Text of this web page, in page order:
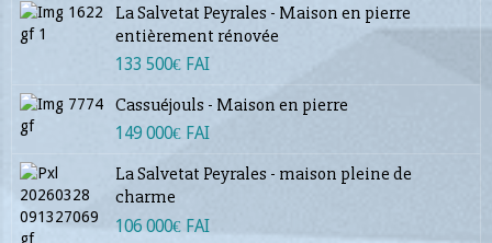
La Salvetat Peyrales - Maison en pierre
entièrement rénovée
133 500€ FAI
Cassuéjouls - Maison en pierre
149 000€ FAI
La Salvetat Peyrales - maison pleine de
charme
106 000€ FAI